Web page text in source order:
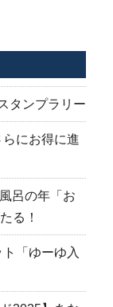
タンプラリー
らにお得に進
呂の年「お
る！
「ゆーゆ入